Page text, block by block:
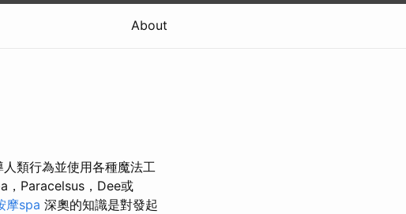
About
類行為並使用各種魔法工
，Paracelsus，Dee或
摩spa 深奧的知識是對發起